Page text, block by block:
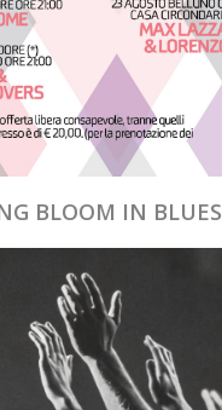
BLOOM IN BLUES